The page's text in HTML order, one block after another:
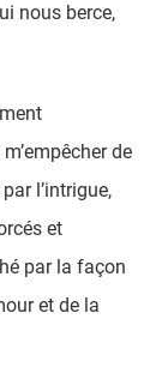
nous berce,
de
l’intrigue,
et
par la façon
et de la